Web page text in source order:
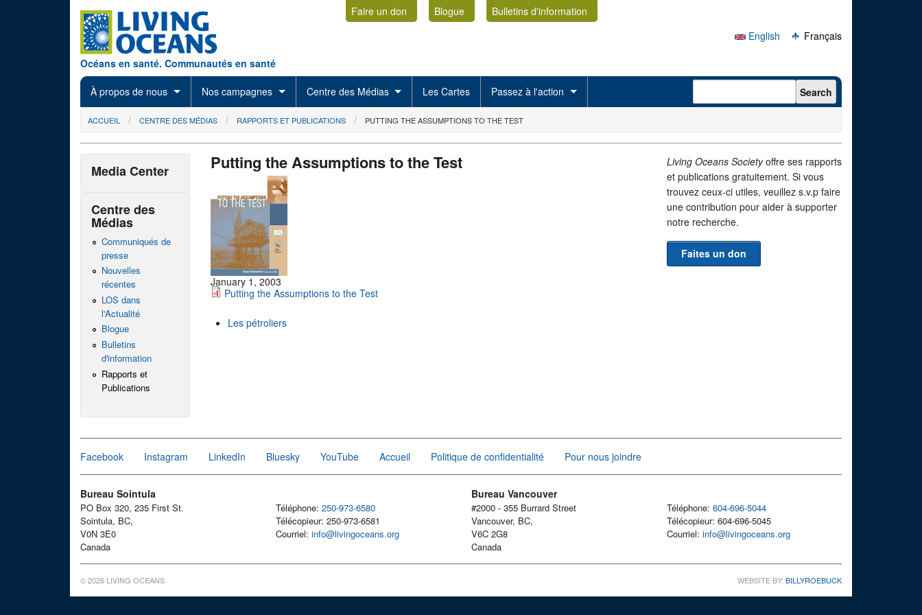
Océans en santé. Communautés en santé
Faire un don Blogue
Bulletins d'information
English
Français
À propos de nous Nos campagnes Centre des Médias Les Cartes Passez à l'action Search form Search
You are here
ACCUEIL CENTRE DES MÉDIAS RAPPORTS ET PUBLICATIONS PUTTING THE ASSUMPTIONS TO THE TEST
Putting the Assumptions to the Test
January 1, 2003
Putting the Assumptions to the Test
Les pétroliers
Media Center
Centre des
Médias
Communiqués de
presse
Nouvelles
récentes
LOS dans
l'Actualité
Blogue
Bulletins
d'information
Rapports et
Publications
Living Oceans Societyoffre ses rapports
et publications gratuitement. Si vous
trouvez ceux-ci utiles, veuillez s.v.p faire
une contribution pour aider à supporter
notre recherche.
Faites un don
Facebook Instagram LinkedIn Bluesky YouTube Accueil Politique de confidentialité Pour nous joindre
Bureau Sointula
PO Box 320, 235 First St.
Sointula, BC,
V0N 3E0
Canada
Téléphone: 250-973-6580
Télécopieur: 250-973-6581
Courriel: info@livingoceans.org
Bureau Vancouver
#2000 - 355 Burrard Street
Vancouver, BC,
V6C 2G8
Canada
Téléphone: 604-696-5044
Télécopieur: 604-696-5045
Courriel: info@livingoceans.org
© 2026 LIVING OCEANS WEBSITE BY: BILLYROEBUCK